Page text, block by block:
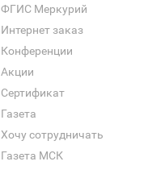
ФГИС Меркурий
Интернет заказ
Конференции
Акции
Сертификат
Газета
Хочу сотрудничать
Газета МСК